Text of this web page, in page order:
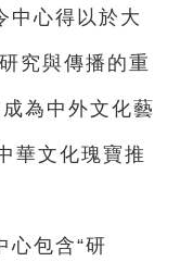
中心得以於大
究與傳播的重
為中外文化藝
華文化瑰寶推
心包含“研